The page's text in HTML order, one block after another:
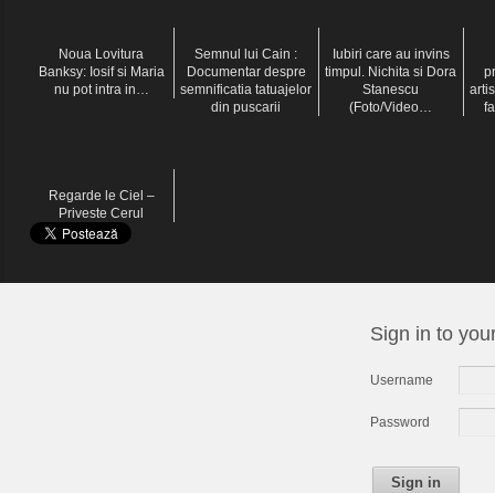
Noua Lovitura
Banksy: Iosif si Maria
nu pot intra in…
Semnul lui Cain :
Documentar despre
semnificatia tatuajelor
din puscarii
Iubiri care au invins
timpul. Nichita si Dora
Stanescu
(Foto/Video…
Regarde le Ciel –
Priveste Cerul
Sign in to
Username
Password
Sign in